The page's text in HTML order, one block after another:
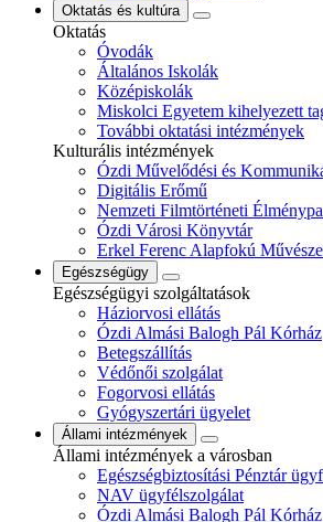
Oktatás és kultúra
Oktatás
Óvodák
Általános Iskolák
Középiskolák
Miskolci Egyetem kihelyezett
További oktatási intézmények
Kulturális intézmények
Ózdi Művelődési és
Digitális Erőmű
Nemzeti Filmtörténeti
Ózdi Városi Könyvtár
Erkel Ferenc Alapfokú
Egészségügy
Egészségügyi szolgáltatások
Háziorvosi ellátás
Ózdi Almási Balogh Pál Kórház
Betegszállítás
Védőnői szolgálat
Fogorvosi ellátás
Gyógyszertári ügyelet
Állami intézmények
Állami intézmények a városban
Egészségbiztosítási Pénztár
NAV ügyfélszolgálat
Ózdi Almási Balogh Pál Kórház